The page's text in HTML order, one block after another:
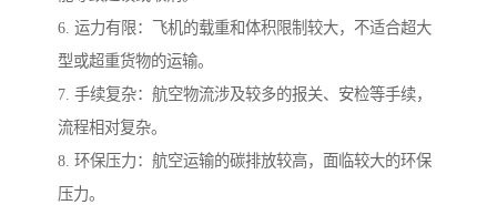
6. 运力有限：飞机的载重和体积限制较大，不适合超大
型或超重货物的运输。
7. 手续复杂：航空物流涉及较多的报关、安检等手续，
流程相对复杂。
8. 环保压力：航空运输的碳排放较高，面临较大的环保
压力。